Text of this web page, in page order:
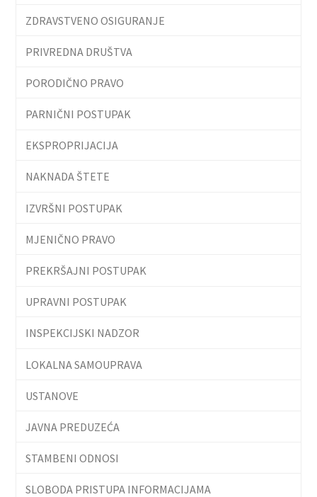
ZDRAVSTVENO OSIGURANJE
PRIVREDNA DRUŠTVA
PORODIČNO PRAVO
PARNIČNI POSTUPAK
EKSPROPRIJACIJA
NAKNADA ŠTETE
IZVRŠNI POSTUPAK
MJENIČNO PRAVO
PREKRŠAJNI POSTUPAK
UPRAVNI POSTUPAK
INSPEKCIJSKI NADZOR
LOKALNA SAMOUPRAVA
USTANOVE
JAVNA PREDUZEĆA
STAMBENI ODNOSI
SLOBODA PRISTUPA INFORMACIJAMA